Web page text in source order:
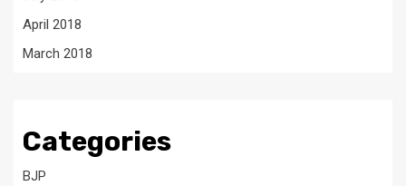
April 2018
March 2018
Categories
BJP